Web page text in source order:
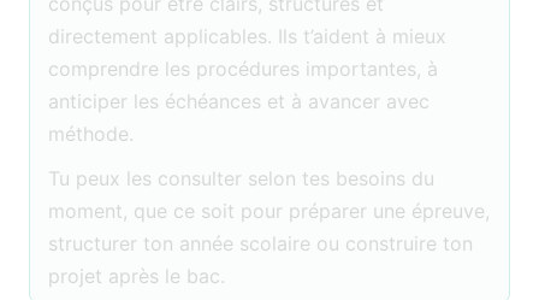
directement applicables. Ils t’aident à mieux
comprendre les procédures importantes, à
anticiper les échéances et à avancer avec
méthode.
Tu peux les consulter selon tes besoins du
moment, que ce soit pour préparer une épreuve,
structurer ton année scolaire ou construire ton
projet après le bac.